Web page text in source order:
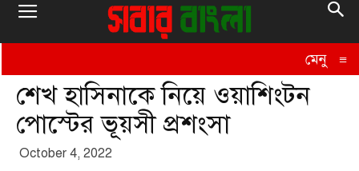
মেনু ≡
শেখ হাসিনাকে নিয়ে ওয়াশিংটন
পোস্টের ভূয়সী প্রশংসা
October 4, 2022